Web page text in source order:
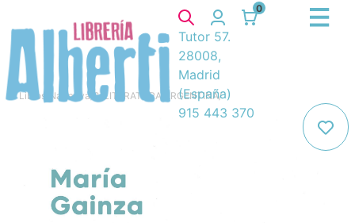
0
Tutor 57.
28008,
Madrid
(España)
915 443 370
Libros Narrativa/ 8. LITERATURA ARGENTINA/